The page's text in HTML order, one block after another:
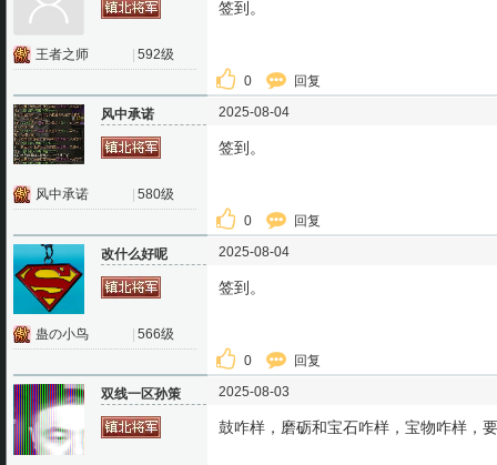
王者之师 592级
签到。
0 回复
风中承诺
风中承诺 580级
2025-08-04
签到。
0 回复
改什么好呢
蛊の小鸟 566级
2025-08-04
签到。
0 回复
双线一区孙策 2025-08-03
鼓咋样，磨砺和宝石咋样，宝物咋样，